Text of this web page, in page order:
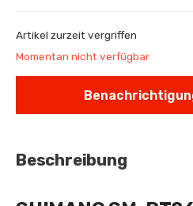
Artikel zurzeit vergriffen
Momentan nicht verfügbar
Beschreibung